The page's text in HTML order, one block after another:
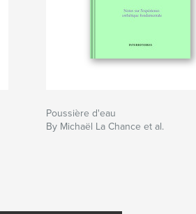
Poussière d'eau
By Michaël La Chance et al.